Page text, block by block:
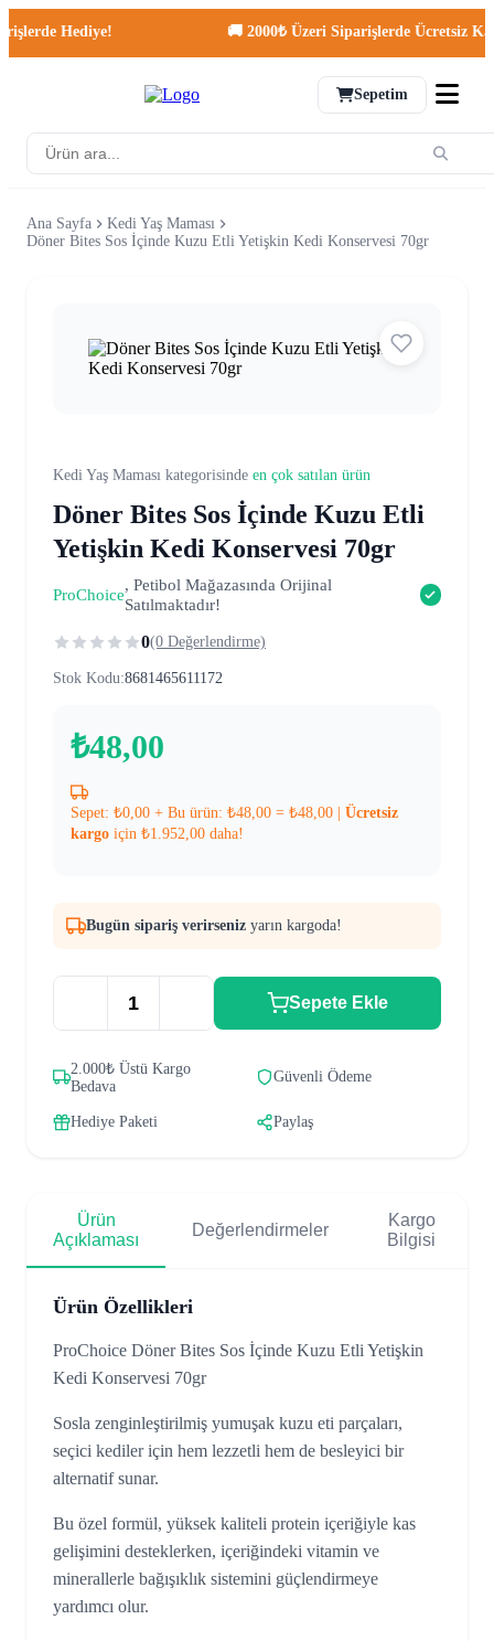
Hediye! 🚚 2000₺ Üzeri Siparişlerde Ücretsiz Kargo!
Sepetim
Ana Sayfa
Kedi Yaş Maması
Döner Bites Sos İçinde Kuzu Etli Yetişkin Kedi Konservesi 70gr
Kedi Yaş Maması kategorisinde en çok satılan ürün
Döner Bites Sos İçinde Kuzu Etli
Yetişkin Kedi Konservesi 70gr
ProChoice
, Petibol Mağazasında Orijinal
Satılmaktadır!
0(0 Değerlendirme)
Stok Kodu:8681465611172
₺48,00
Sepet: ₺0,00 + Bu ürün: ₺48,00 = ₺48,00
Ücretsiz
kargo için ₺1.952,00 daha!
Bugün sipariş verirseniz yarın kargoda!
Sepete Ekle
2.000₺ Üstü Kargo
Bedava
Güvenli Ödeme
Hediye Paketi Paylaş
Ürün
Açıklaması
Değerlendirmeler
Kargo
Bilgisi
Ürün Özellikleri
ProChoice Döner Bites Sos İçinde Kuzu Etli Yetişkin
Kedi Konservesi 70gr
Sosla zenginleştirilmiş yumuşak kuzu eti parçaları,
seçici kediler için hem lezzetli hem de besleyici bir
alternatif sunar.
Bu özel formül, yüksek kaliteli protein içeriğiyle kas
gelişimini desteklerken, içeriğindeki vitamin ve
minerallerle bağışıklık sistemini güçlendirmeye
yardımcı olur.